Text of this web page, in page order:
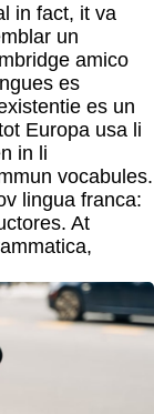
in fact, it va
un
amico
es
es un
Europa usa li
in li
vocabules.
lingua franca:
At